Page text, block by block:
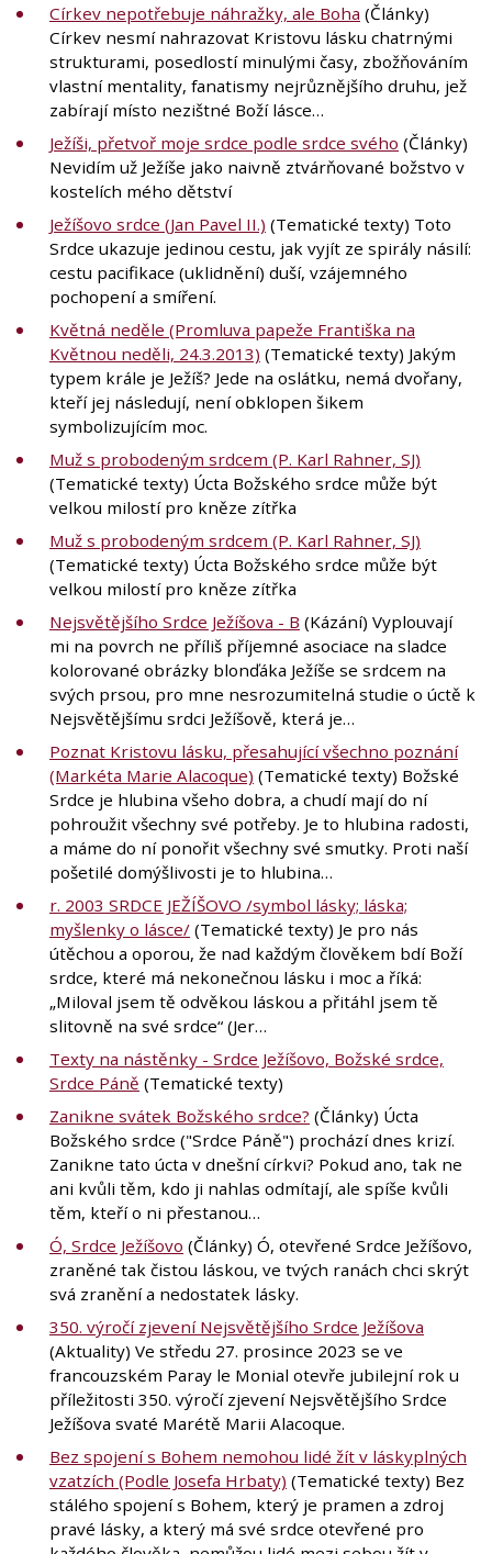
Církev nepotřebuje náhražky, ale Boha (Články)
Církev nesmí nahrazovat Kristovu lásku chatrnými
strukturami, posedlostí minulými časy, zbožňováním
vlastní mentality, fanatismy nejrůznějšího druhu, jež
zabírají místo nezištné Boží lásce…
Ježíši, přetvoř moje srdce podle srdce svého (Články)
Nevidím už Ježíše jako naivně ztvárňované božstvo v
kostelích mého dětství
Ježíšovo srdce (Jan Pavel II.) (Tematické texty) Toto
Srdce ukazuje jedinou cestu, jak vyjít ze spirály násilí:
cestu pacifikace (uklidnění) duší, vzájemného
pochopení a smíření.
Květná neděle (Promluva papeže Františka na
Květnou neděli, 24.3.2013) (Tematické texty) Jakým
typem krále je Ježíš? Jede na oslátku, nemá dvořany,
kteří jej následují, není obklopen šikem
symbolizujícím moc.
Muž s probodeným srdcem (P. Karl Rahner, SJ)
(Tematické texty) Úcta Božského srdce může být
velkou milostí pro kněze zítřka
Muž s probodeným srdcem (P. Karl Rahner, SJ)
(Tematické texty) Úcta Božského srdce může být
velkou milostí pro kněze zítřka
Nejsvětějšího Srdce Ježíšova - B (Kázání) Vyplouvají
mi na povrch ne příliš příjemné asociace na sladce
kolorované obrázky blonďáka Ježíše se srdcem na
svých prsou, pro mne nesrozumitelná studie o úctě k
Nejsvětějšímu srdci Ježíšově, která je…
Poznat Kristovu lásku, přesahující všechno poznání
(Markéta Marie Alacoque) (Tematické texty) Božské
Srdce je hlubina všeho dobra, a chudí mají do ní
pohroužit všechny své potřeby. Je to hlubina radosti,
a máme do ní ponořit všechny své smutky. Proti naší
pošetilé domýšlivosti je to hlubina…
r. 2003 SRDCE JEŽÍŠOVO /symbol lásky; láska;
myšlenky o lásce/ (Tematické texty) Je pro nás
útěchou a oporou, že nad každým člověkem bdí Boží
srdce, které má nekonečnou lásku i moc a říká:
„Miloval jsem tě odvěkou láskou a přitáhl jsem tě
slitovně na své srdce“ (Jer…
Texty na nástěnky - Srdce Ježíšovo, Božské srdce,
Srdce Páně (Tematické texty)
Zanikne svátek Božského srdce? (Články) Úcta
Božského srdce ("Srdce Páně") prochází dnes krizí.
Zanikne tato úcta v dnešní církvi? Pokud ano, tak ne
ani kvůli těm, kdo ji nahlas odmítají, ale spíše kvůli
těm, kteří o ni přestanou…
Ó, Srdce Ježíšovo (Články) Ó, otevřené Srdce Ježíšovo,
zraněné tak čistou láskou, ve tvých ranách chci skrýt
svá zranění a nedostatek lásky.
350. výročí zjevení Nejsvětějšího Srdce Ježíšova
(Aktuality) Ve středu 27. prosince 2023 se ve
francouzském Paray le Monial otevře jubilejní rok u
příležitosti 350. výročí zjevení Nejsvětějšího Srdce
Ježíšova svaté Marétě Marii Alacoque.
Bez spojení s Bohem nemohou lidé žít v láskyplných
vzatzích (Podle Josefa Hrbaty) (Tematické texty) Bez
stálého spojení s Bohem, který je pramen a zdroj
pravé lásky, a který má své srdce otevřené pro